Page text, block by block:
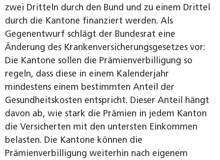
zwei Dritteln durch den Bund und zu einem Drittel
durch die Kantone finanziert werden. Als
Gegenentwurf schlägt der Bundesrat eine
Änderung des Krankenversicherungsgesetzes vor:
Die Kantone sollen die Prämienverbilligung so
regeln, dass diese in einem Kalenderjahr
mindestens einem bestimmten Anteil der
Gesundheitskosten entspricht. Dieser Anteil hängt
davon ab, wie stark die Prämien in jedem Kanton
die Versicherten mit den untersten Einkommen
belasten. Die Kantone können die
Prämienverbilligung weiterhin nach eigenem